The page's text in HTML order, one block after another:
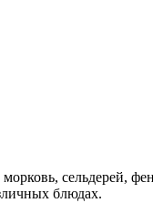
сельдерей,
блюдах.